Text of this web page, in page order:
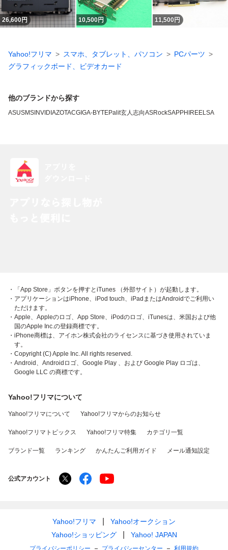
26,600円 10,500円 11,500 円
Yahoo!フリマ スマホ、タブレット、パソコン
PCパーツ
グラフィックボード、ビデオカード
他のブランドから探す
ASUSMSI NVIDIAZOTACGIGA-BYTEPalit玄人志向ASRockSAPPHIREELSA
・「App Store」ボタンを押すとiTunes （外部サイト）が起動します。
・アプリケーションはiPhone、iPod touch、iPadまたはAndroidでご利用い
ただけます。
・Apple、Appleのロゴ、App Store、iPodのロゴ、iTunesは、米国および他
国のApple Inc.の登録商標です。
・iPhone商標は、アイホン株式会社のライセンスに基づき使用されていま
す。
・Copyright (C) Apple Inc. All rights reserved.
・Android、Androidロゴ、Google Play 、および Google Play ロゴは、
Google LLC の商標です。
Yahoo!フリマについて
Yahoo!フリマについて Yahoo!フリマからのお知らせ
Yahoo!フリマトピックス Yahoo!フリマ特集 カテゴリ一覧
ブランド一覧 ランキング かんたんご利用ガイド メール通知設定
公式アカウント
Yahoo!フリマ
Yahoo!オークション
Yahoo!ショッピング
Yahoo! JAPAN